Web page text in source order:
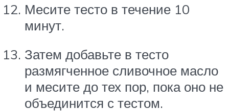
Месите тесто в течение 10
минут.
Затем добавьте в тесто
размягченное сливочное масло
и месите до тех пор, пока оно не
объединится с тестом.